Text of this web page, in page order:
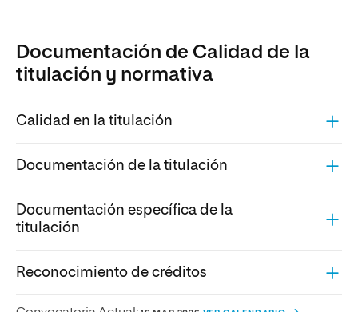
Documentación de Calidad de la
titulación y normativa
Calidad en la titulación
Documentación de la titulación
Documentación específica de la
titulación
Reconocimiento de créditos